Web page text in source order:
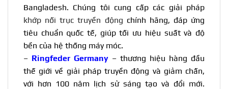
Bangladesh. Chúng tôi cung cấp các giải pháp
khớp nối trục truyền động chính hãng, đáp ứng
tiêu chuẩn quốc tế, giúp tối ưu hiệu suất và độ
bền của hệ thống máy móc.
– Ringfeder Germany – thương hiệu hàng đầu
thế giới về giải pháp truyền động và giảm chấn,
với hơn 100 năm lịch sử sáng tạo và đổi mới.